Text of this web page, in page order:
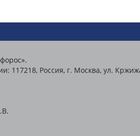
117218, Россия, г. Москва, ул.